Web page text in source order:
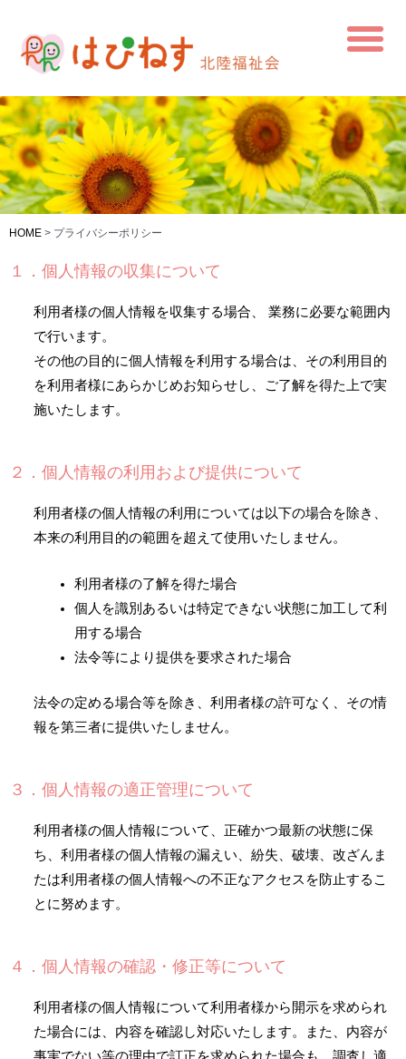
HOME > プライバシーポリシー
１．個人情報の収集について
利用者様の個人情報を収集する場合、 業務に必要な範囲内
で行います。
その他の目的に個人情報を利用する場合は、その利用目的
を利用者様にあらかじめお知らせし、ご了解を得た上で実
施いたします。
２．個人情報の利用および提供について
利用者様の個人情報の利用については以下の場合を除き、
本来の利用目的の範囲を超えて使用いたしません。
利用者様の了解を得た場合
個人を識別あるいは特定できない状態に加工して利
用する場合
法令等により提供を要求された場合
法令の定める場合等を除き、利用者様の許可なく、その情
報を第三者に提供いたしません。
３．個人情報の適正管理について
利用者様の個人情報について、正確かつ最新の状態に保
ち、利用者様の個人情報の漏えい、紛失、破壊、改ざんま
たは利用者様の個人情報への不正なアクセスを防止するこ
とに努めます。
４．個人情報の確認・修正等について
利用者様の個人情報について利用者様から開示を求められ
た場合には、内容を確認し対応いたします。また、内容が
事実でない等の理由で訂正を求められた場合も、調査し適